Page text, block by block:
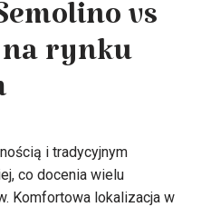
vs
rynku
i tradycyjnym
co docenia wielu
Komfortowa lokalizacja w